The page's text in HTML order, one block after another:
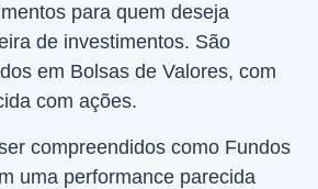
para quem deseja
de investimentos. São
em Bolsas de Valores, com
com ações.
compreendidos como Fundos
uma performance parecida